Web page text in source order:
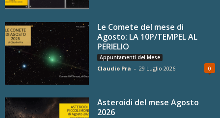
Le Comete del mese di
Agosto: LA 10P/TEMPEL AL
PERIELIO
Appuntamenti del Mese
Claudio Pra - 29 Luglio 2026 0
Asteroidi del mese Agosto
2026